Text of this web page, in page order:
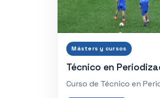
Másters y cursos
Técnico en
Curso de Técnico en